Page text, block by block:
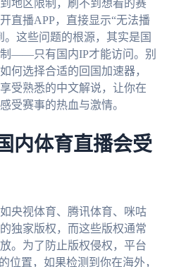
地区限制，刷不到想看的赛
直播APP，直接显示“无法播
这些问题的根源，其实是国
——只有国内IP才能访问。别
何选择合适的回国加速器，
受熟悉的中文解说，让你在
受赛事的热血与激情。
内体育直播会受
央视体育、腾讯体育、咪咕
独家版权，而这些版权通常
。为了防止版权侵权，平台
位置，如果检测到你在海外，